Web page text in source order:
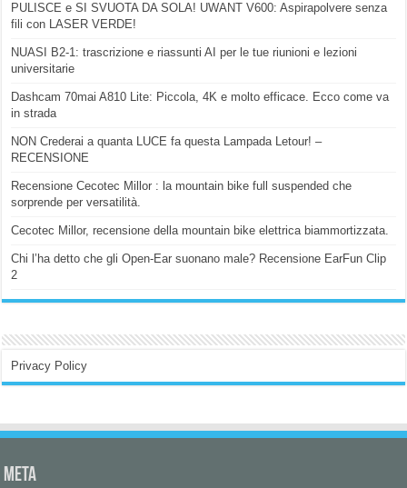
PULISCE e SI SVUOTA DA SOLA! UWANT V600: Aspirapolvere senza
fili con LASER VERDE!
NUASI B2-1: trascrizione e riassunti AI per le tue riunioni e lezioni
universitarie
Dashcam 70mai A810 Lite: Piccola, 4K e molto efficace. Ecco come va
in strada
NON Crederai a quanta LUCE fa questa Lampada Letour! –
RECENSIONE
Recensione Cecotec Millor : la mountain bike full suspended che
sorprende per versatilità.
Cecotec Millor, recensione della mountain bike elettrica biammortizzata.
Chi l’ha detto che gli Open-Ear suonano male? Recensione EarFun Clip
2
Privacy Policy
Meta